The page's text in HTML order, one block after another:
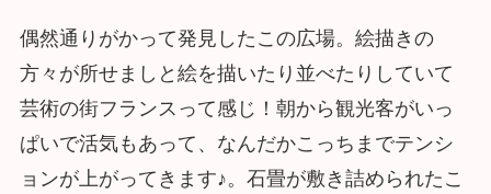
偶然通りがかって発見したこの広場。絵描きの
方々が所せましと絵を描いたり並べたりしていて
芸術の街フランスって感じ！朝から観光客がいっ
ぱいで活気もあって、なんだかこっちまでテンシ
ョンが上がってきます♪。石畳が敷き詰められたこ